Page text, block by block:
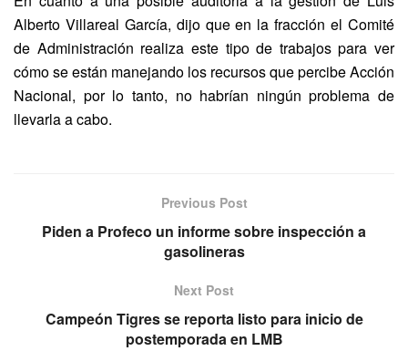
Alberto Villareal García, dijo que en la fracción el Comité
de Administración realiza este tipo de trabajos para ver
cómo se están manejando los recursos que percibe Acción
Nacional, por lo tanto, no habrían ningún problema de
llevarla a cabo.
Previous Post
Piden a Profeco un informe sobre inspección a
gasolineras
Next Post
Campeón Tigres se reporta listo para inicio de
postemporada en LMB